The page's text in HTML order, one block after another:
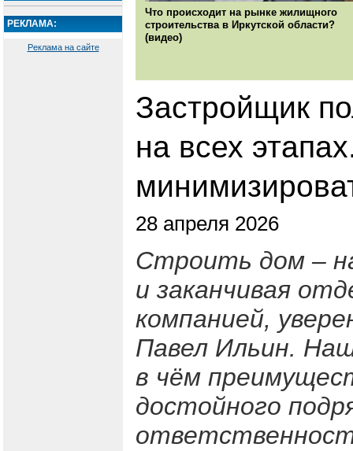
РЕКЛАМА:
Реклама на сайте
Что происходит на рынке жилищного
строительства в Иркутской области?
(видео)
Застройщик
на всех
28 апреля 2026
Строить дом –
и заканчивая
компанией,
Павел Ильин.
в чём
достойного